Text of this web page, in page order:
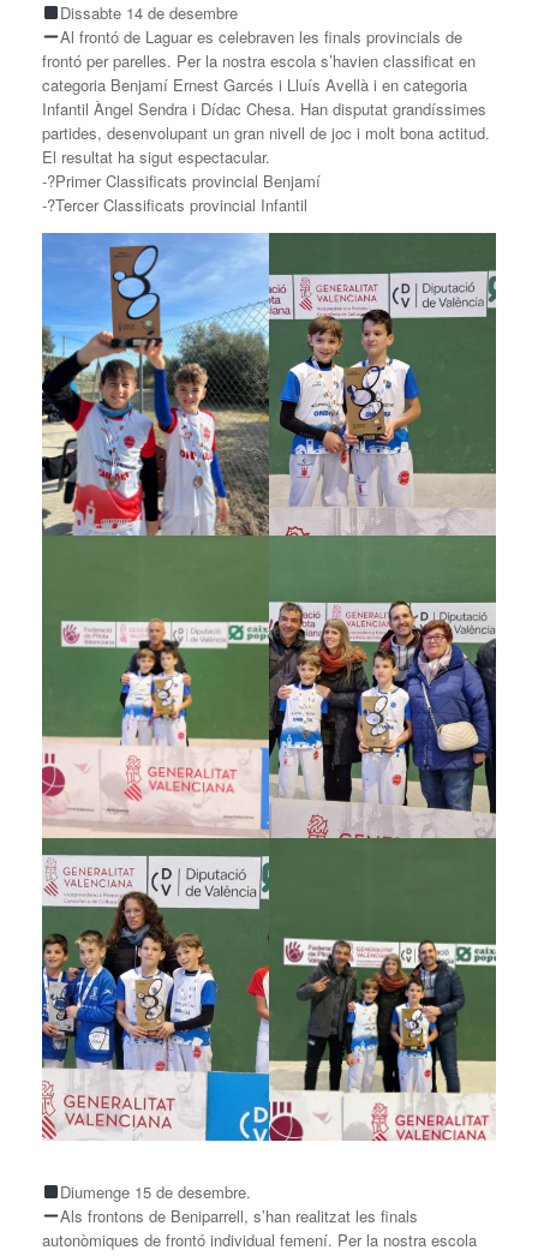
Dissabte 14 de desembre
Al frontó de Laguar es celebraven les finals provincials de
frontó per parelles. Per la nostra escola s’havien classificat en
categoria Benjamí Ernest Garcés i Lluís Avellà i en categoria
Infantil Àngel Sendra i Dídac Chesa. Han disputat grandíssimes
partides, desenvolupant un gran nivell de joc i molt bona actitud.
El resultat ha sigut espectacular.
-?Primer Classificats provincial Benjamí
-?Tercer Classificats provincial Infantil
Diumenge 15 de desembre.
Als frontons de Beniparrell, s’han realitzat les finals
autonòmiques de frontó individual femení. Per la nostra escola